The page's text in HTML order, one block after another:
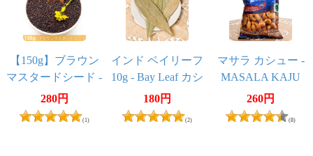
【150g】ブラウン
マスタードシード -
Brown Mustard Seed
280円
(1)
インド ベイリーフ
10g - Bay Leaf カシ
アリーフ／テジパ
ッタ
180円
(2)
マサラ カシュー -
MASALA KAJU
40g 【Hardiram's】
260円
(8)